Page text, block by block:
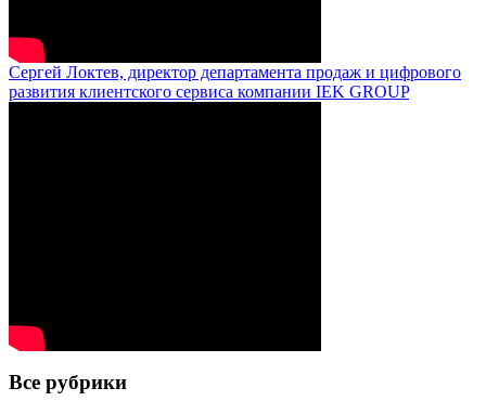
Сергей Локтев, директор департамента продаж и цифрового
развития клиентского сервиса компании IEK GROUP
Все рубрики